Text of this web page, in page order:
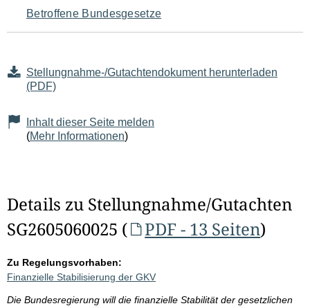
Betroffene Bundesgesetze
Stellungnahme-/Gutachtendokument herunterladen
(PDF)
Inhalt dieser Seite melden
(Mehr Informationen)
Details zu Stellungnahme/Gutachten
SG2605060025 (
PDF - 13 Seiten)
Zu Regelungsvorhaben:
Finanzielle Stabilisierung der GKV
Die Bundesregierung will die finanzielle Stabilität der gesetzlichen